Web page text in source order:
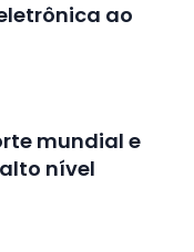
ao
mundial e
nível